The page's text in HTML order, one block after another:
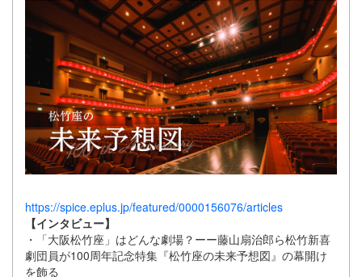
https://spice.eplus.jp/featured/0000156076/articles
【インタビュー】
・「大阪松竹座」はどんな劇場？ーー藤山扇治郎ら松竹新喜
劇団員が100周年記念特集『松竹座の未来予想図』の幕開け
を飾る